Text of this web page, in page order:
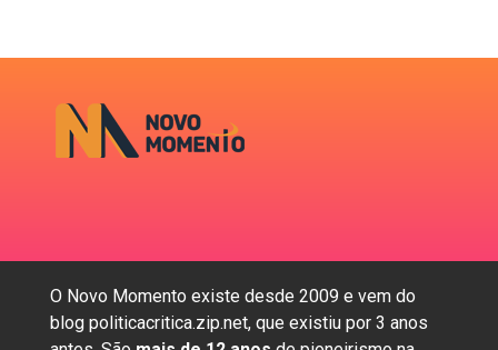
O Novo Momento existe desde 2009 e vem do
blog politicacritica.zip.net, que existiu por 3 anos